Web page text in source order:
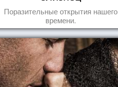
Поразительные открытия нашего
времени.